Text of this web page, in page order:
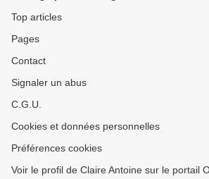
Top articles
Pages
Contact
Signaler un abus
C.G.U.
Cookies et données personnelles
Préférences cookies
Voir le profil de Claire Antoine sur le portail